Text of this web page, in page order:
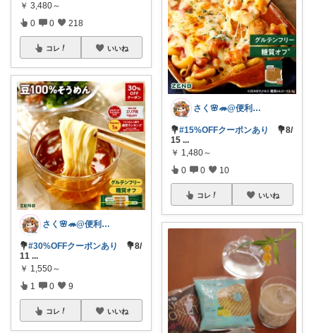
￥ 3,480～
0 0 218
コレ いいね
さく🌸🦔@便利でかわいいを探す旅
💐#30%OFFクーポンあり
💐8/
11 ...
￥ 1,550～
1 0 9
コレ いいね
さく🌸🦔@便利でかわいいを探す旅
💐#15%OFFクーポンあり
💐8/
15 ...
￥ 1,480～
0 0 10
コレ いいね